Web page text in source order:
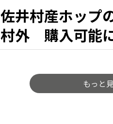
佐井村産ホップ
村外 購入可能
もっと